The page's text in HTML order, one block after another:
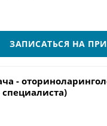
ЗАПИСАТЬСЯ НА
-